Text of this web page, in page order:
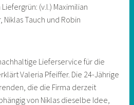
(v.l.) Maximilian
Tauch und Robin
Lieferservice für die
Valeria Pfeiffer. Die 24-Jährige
die die Firma derzeit
von Niklas dieselbe Idee,